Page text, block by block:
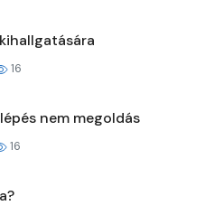
16
nem megoldás
16